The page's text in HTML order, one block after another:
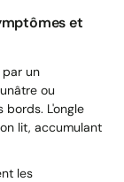
et
un
ou
L'ongle
lit, accumulant
les